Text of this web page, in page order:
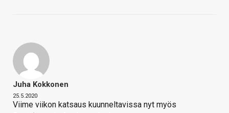
Juha Kokkonen
25.5.2020
Viime viikon katsaus kuunneltavissa nyt myös